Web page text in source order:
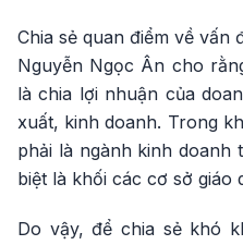
Chia sẻ quan điểm về vấn
Nguyễn Ngọc Ân cho
là chia lợi nhuận của
xuất, kinh doanh. Trong
phải là ngành kinh
biệt là khối các cơ sở giáo
Do vậy, để chia sẻ khó